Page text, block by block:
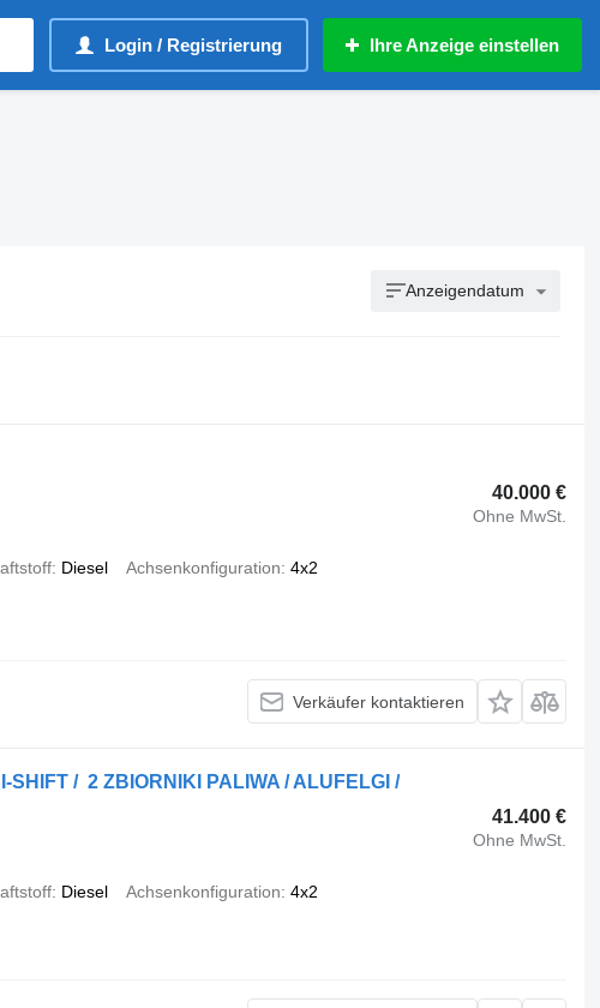
Login / Registrierung Ihre Anzeige einstellen
Anzeigendatum
40.000 €
Ohne MwSt.
Diesel Achsenkonfiguration 4x2
Verkäufer kontaktieren
SHIFT / 2 ZBIORNIKI PALIWA / ALUFELGI /
41.400 €
Ohne MwSt.
Diesel Achsenkonfiguration 4x2